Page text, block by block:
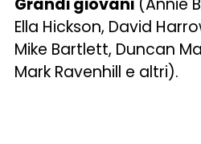
Grandi giovani (Annie
Ella Hickson, David
Mike Bartlett, Duncan
Mark Ravenhill e altri).